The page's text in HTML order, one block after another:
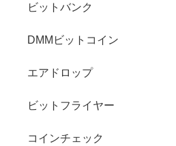
ビットバンク
DMMビットコイン
エアドロップ
ビットフライヤー
コインチェック